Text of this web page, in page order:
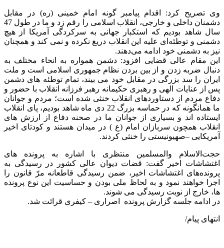
وی تصریح کرد: اقدام پیامبر گونه امام خمینی (ره) در مقابل
دشمنان داخلی و خارجی، انقلاب اسلامی را رقم زد و ما در طول 47
سال شاهد بودیم که استکبار جهانی به سرکردگی آمریکا از هیچ
دشمنی و توطئه‌ای علیه این انقلاب دریغ نکرده و نمی کند و همچنان
نیز به دشمنی خود ادامه می‌دهند.
این مقام عالی قضایی افزود: دشمن همواره به انحاء مختلف به
دنبال ضربه زدن و از بین بردن نظام جمهوری اسلامی است و ملت
ایران را سد بزرگی در مقابل خود می بیند، تمام توطئه های دشمن
پس از عنایات الهی و رهبری حکیمانه رهبر فرزانه انقلاب با حضور و
دفاع مردم از دستاوردهای انقلاب خنثی شده است؛ مردم و جوانان
ما همانگونه که در حماسه بزرگ 22 دی ماه شاهد بودیم، پای انقلاب
ایستاده اند و بسیاری از جوانان ما در صحنه دفاع از ارزش های
انقلاب همچون سربازان امام (ع ) در میدان هستند و کودتای اخیر
آمریکایی –صهیونیستی را خنثی کردند.
حجت‌الاسلام والمسلمین منتظری با اشاره به پرونده های
اغتشاشات اخیر گفت: قضات دیوان عالی کشور در رسیدگی به
پرونده‌های اغتشاشات اخیر، ضمن رسیدگی قاطعانه مرّ قانون را
اجرا خواهند نمود و به لحاظ ملی بودن و حساسیت این نوع پرونده
ها، خارج از نوبت رسیدگی می شوند.
در ادامه جلسه گزارش پرونده اصراری – کیفری قرائت شد.
انتهای پیام/